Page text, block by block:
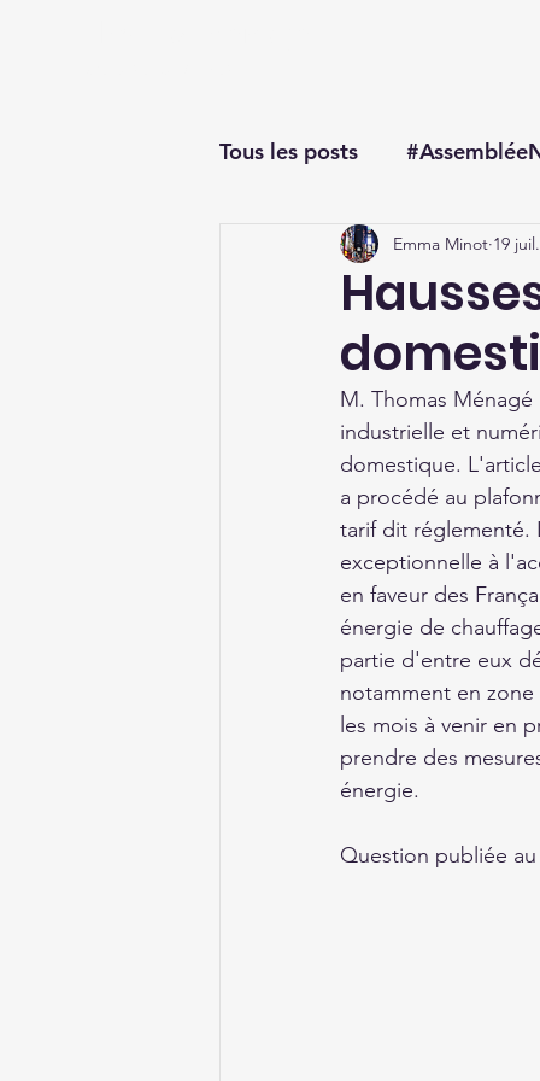
Tous les posts
#questionoraleEmma Minot 19
M. Thomas
industrielle et
domestique.
a procédé au
tarif dit réglementé.
exceptionnelle à
en faveur des
énergie de
partie d'entre eux
notamment en
les mois à venir en
prendre des
énergie.
Question publiée